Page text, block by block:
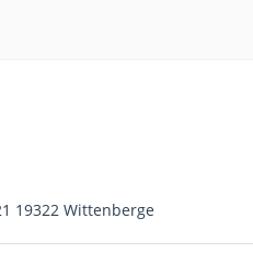
19322 Wittenberge